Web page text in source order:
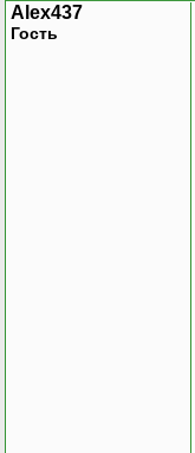
Alex437
Гость